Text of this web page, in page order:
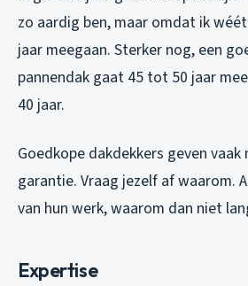
zo aardig ben, maar omdat ik
jaar meegaan. Sterker nog, een
pannendak gaat 45 tot 50 jaar
40 jaar.
Goedkope dakdekkers geven
garantie. Vraag jezelf af waarom.
van hun werk, waarom dan niet
Expertise